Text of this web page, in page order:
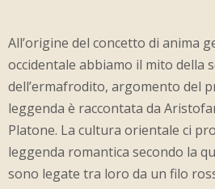
All’origine del concetto di anima
occidentale abbiamo il mito della
dell’ermafrodito, argomento del
leggenda è raccontata da
Platone. La cultura orientale ci
leggenda romantica secondo la
sono legate tra loro da un filo